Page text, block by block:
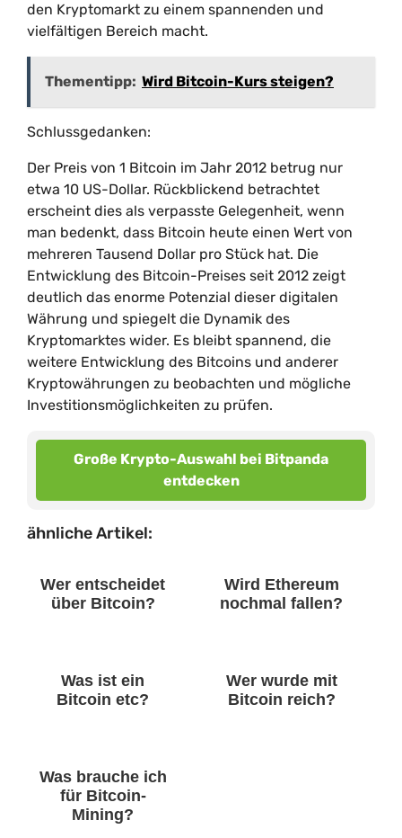
den Kryptomarkt zu einem spannenden und
vielfältigen Bereich macht.
Thementipp: Wird Bitcoin-Kurs steigen?
Schlussgedanken:
Der Preis von 1 Bitcoin im Jahr 2012 betrug nur
etwa 10 US-Dollar. Rückblickend betrachtet
erscheint dies als verpasste Gelegenheit, wenn
man bedenkt, dass Bitcoin heute einen Wert von
mehreren Tausend Dollar pro Stück hat. Die
Entwicklung des Bitcoin-Preises seit 2012 zeigt
deutlich das enorme Potenzial dieser digitalen
Währung und spiegelt die Dynamik des
Kryptomarktes wider. Es bleibt spannend, die
weitere Entwicklung des Bitcoins und anderer
Kryptowährungen zu beobachten und mögliche
Investitionsmöglichkeiten zu prüfen.
Große Krypto-Auswahl bei Bitpanda
entdecken
ähnliche Artikel:
Wer entscheidet
über Bitcoin?
Wird Ethereum
nochmal fallen?
Was ist ein
Bitcoin etc?
Wer wurde mit
Bitcoin reich?
Was brauche ich
für Bitcoin-
Mining?